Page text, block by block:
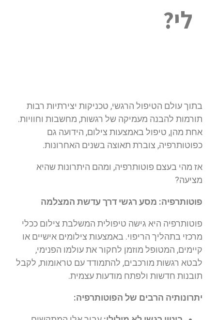
לי?
בתוך עולם הטיפול הרגשי, טכניקות יצירתיות רבות
תורמות להבנה מעמיקה של רגשות, מחשבות וחוויות.
אחת מהן, טיפול באמצעות צילום, הידועה גם
כפוטותרפיה, צוברת תאוצה בשנים האחרונות.
אז מהי בעצם פוטותרפיה, ומהם היתרונות שהיא
מציעה?
פוטותרפיה: מסע רגשי דרך עדשת המצלמה
פוטותרפיה היא גישה טיפולית המשלבת צילום ככלי
מרכזי בתהליך הריפוי. באמצעות צילומים אישיים או
קיימים, המטופל מוזמן לחקור את עולמו הפנימי,
לבטא רגשות מורכבים, להתמודד עם טראומות, לקבל
תובנות חדשות ולפתח מודעות עצמית.
יתרונותיה הרבים של הפוטותרפיה: